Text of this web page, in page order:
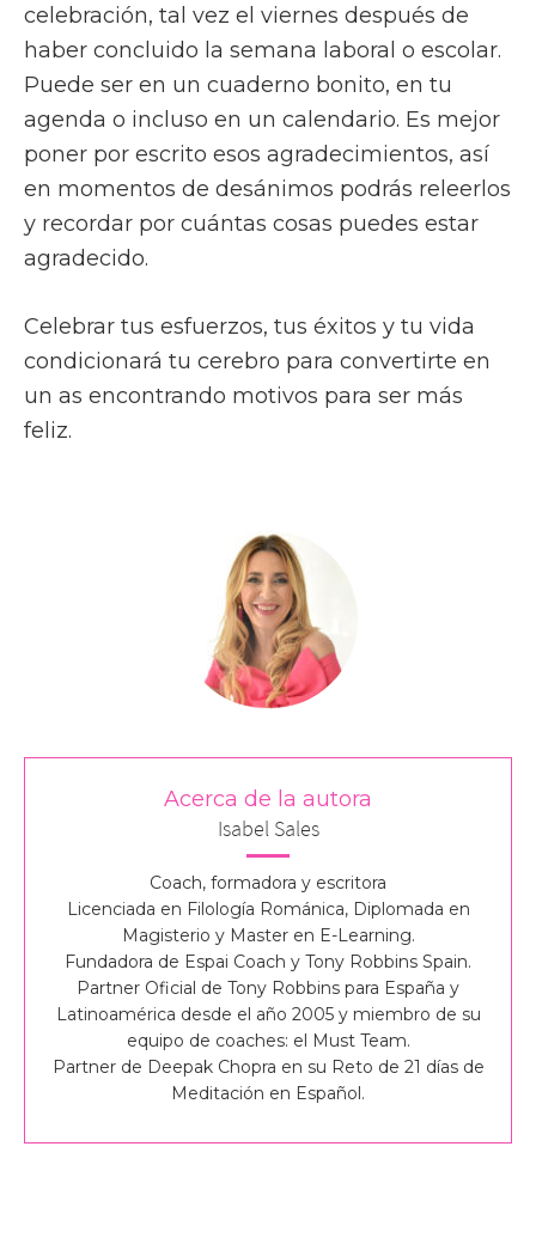
celebración, tal vez el viernes después de
haber concluido la semana laboral o escolar.
Puede ser en un cuaderno bonito, en tu
agenda o incluso en un calendario. Es mejor
poner por escrito esos agradecimientos, así
en momentos de desánimos podrás releerlos
y recordar por cuántas cosas puedes estar
agradecido.
Celebrar tus esfuerzos, tus éxitos y tu vida
condicionará tu cerebro para convertirte en
un as encontrando motivos para ser más
feliz.
Acerca de la autora
Isabel Sales
Coach, formadora y escritora
Licenciada en Filología Románica, Diplomada en
Magisterio y Master en E-Learning.
Fundadora de Espai Coach y Tony Robbins Spain.
Partner Oficial de Tony Robbins para España y
Latinoamérica desde el año 2005 y miembro de su
equipo de coaches: el Must Team.
Partner de Deepak Chopra en su Reto de 21 días de
Meditación en Español.